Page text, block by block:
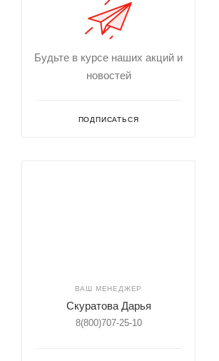
Будьте в курсе наших акций и
новостей
ПОДПИСАТЬСЯ
ВАШ МЕНЕДЖЕР
Скуратова Дарья
8(800)707-25-10